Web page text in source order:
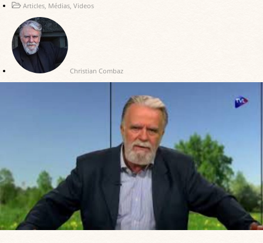
Articles, Médias, Videos
Christian Combaz